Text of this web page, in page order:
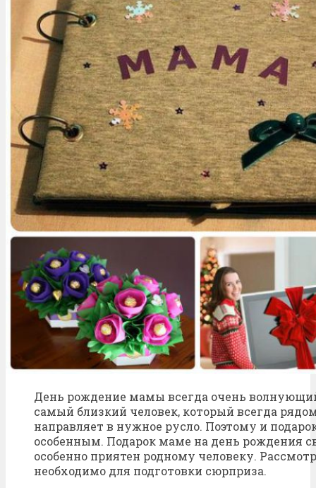
День рождение мамы всегда очень
самый близкий человек, который всегда
направляет в нужное русло. Поэтому и
особенным. Подарок маме на день рождения
особенно приятен родному человеку.
необходимо для подготовки сюрприза.